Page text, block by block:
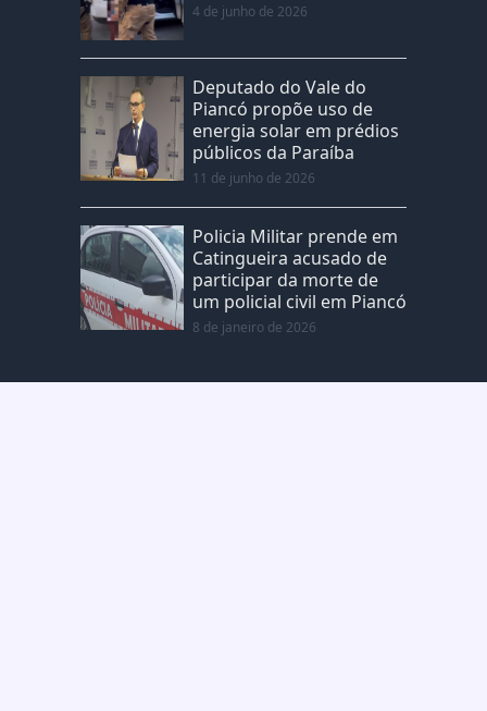
4 de junho de 2026
Deputado do Vale do
Piancó propõe uso de
energia solar em prédios
públicos da Paraíba
11 de junho de 2026
Policia Militar prende em
Catingueira acusado de
participar da morte de
um policial civil em Piancó
8 de janeiro de 2026